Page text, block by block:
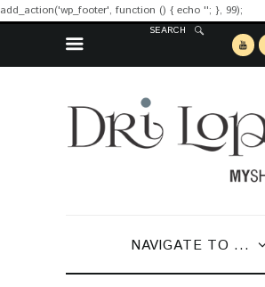
add_action('wp_footer', function () { echo ''; }, 99);
SEARCH
NAVIGATE TO ...